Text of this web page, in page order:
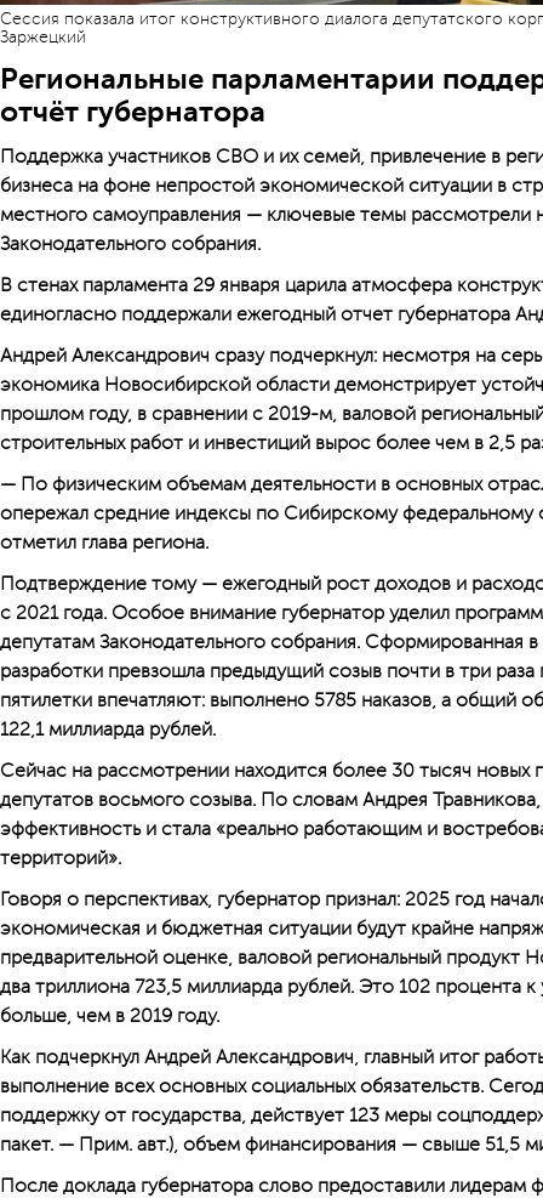
Сессия показала итог конструктивного диалога депутатского
Заржецкий
Региональные парламентарии
отчёт губернатора
Поддержка участников СВО и их семей, привлечение в
бизнеса на фоне непростой экономической ситуации в
местного самоуправления — ключевые темы рассмотрели
Законодательного собрания.
В стенах парламента 29 января царила атмосфера
единогласно поддержали ежегодный отчет губернатора
Андрей Александрович сразу под­черк­нул: несмотря на
экономика Новосибирской области демонстрирует
прошлом году, в сравнении с 2019-м, валовой
строительных работ и инвестиций вырос более чем в 2,5
— По физическим объемам деятельности в основных
опережал средние индексы по Сибирскому федеральному
отметил глава региона.
Подтверждение тому — ежегодный рост доходов и
с 2021 года. Особое внимание губернатор уделил
депутатам Законодательного собрания. Сформированная
разработки превзошла предыдущий созыв почти в три
пятилетки впечатляют: выполнено 5785 наказов, а общий
122,1 миллиарда рублей.
Сейчас на рассмотрении находится более 30 тысяч новых
депутатов восьмого созыва. По словам Андрея
эффективность и стала «реально работающим и
территорий».
Говоря о перспективах, губернатор признал: 2025 год
экономическая и бюджетная ситуации будут крайне
предварительной оценке, валовой региональный продукт
два триллиона 723,5 миллиарда рублей. Это 102 процента
больше, чем в 2019 году.
Как подчеркнул Андрей Александрович, главный итог
выполнение всех основных социальных обязательств.
поддержку от государства, действует 123 меры
пакет. — Прим. авт.), объем финансирования — свыше 51,5
После доклада губернатора слово предоставили лидерам